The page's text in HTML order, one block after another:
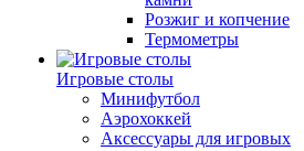
Розжиг и копчение
Термометры
Игровые столы
Минифутбол
Аэрохоккей
Аксессуары для игровых